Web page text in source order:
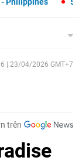
| 23/04/2026 GMT+7
trên